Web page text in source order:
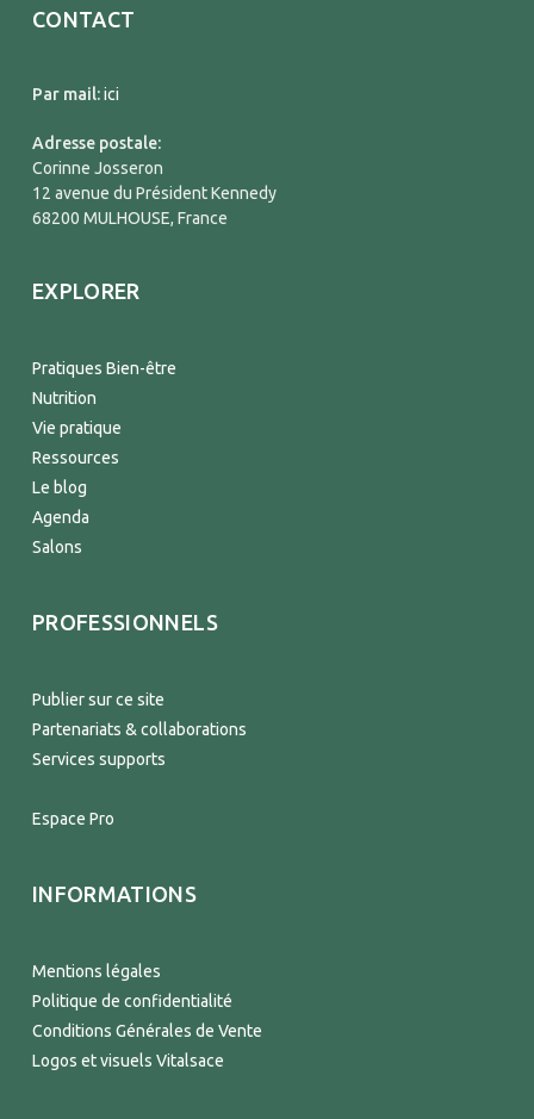
CONTACT
Par mail:ici
Adresse postale:
Corinne Josseron
12 avenue du Président Kennedy
68200 MULHOUSE, France
EXPLORER
Pratiques Bien-être
Nutrition
Vie pratique
Ressources
Le blog
Agenda
Salons
PROFESSIONNELS
Publier sur ce site
Partenariats & collaborations
Services supports
Espace Pro
INFORMATIONS
Mentions légales
Politique de confidentialité
Conditions Générales de Vente
Logos et visuels Vitalsace